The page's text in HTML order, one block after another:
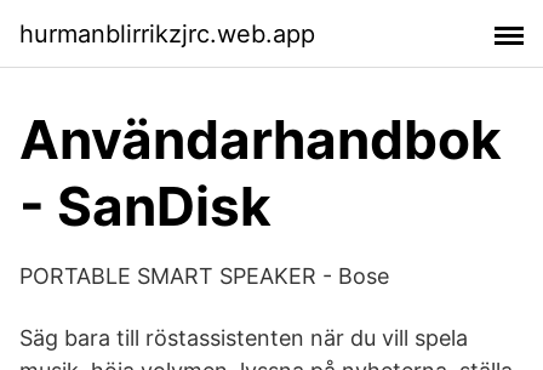
hurmanblirrikzjrc.web.app
Användarhandbok
- SanDisk
PORTABLE SMART SPEAKER - Bose
Säg bara till röstassistenten när du vill spela